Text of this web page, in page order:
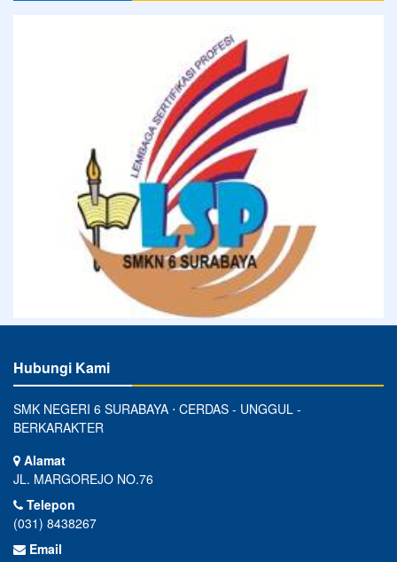
Hubungi Kami
SMK NEGERI 6 SURABAYA ⋅ CERDAS - UNGGUL -
BERKARAKTER
Alamat
JL. MARGOREJO NO.76
Telepon
(031) 8438267
Email